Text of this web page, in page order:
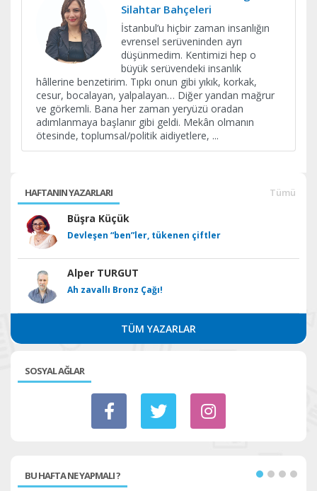
Silahtar Bahçeleri
İstanbul’u hiçbir zaman insanlığın
evrensel serüveninden ayrı
düşünmedim. Kentimizi hep o
büyük serüvendeki insanlık
hâllerine benzetirim. Tıpkı onun gibi yıkık, korkak,
cesur, bocalayan, yalpalayan… Diğer yandan mağrur
ve görkemli. Bana her zaman yeryüzü oradan
adımlanmaya başlanır gibi geldi. Mekân olmanın
ötesinde, toplumsal/politik aidiyetlere, ...
HAFTANIN YAZARLARI Tümü
Büşra Küçük
Devleşen “ben”ler, tükenen çiftler
Alper TURGUT
Ah zavallı Bronz Çağı!
TÜM YAZARLAR
SOSYAL AĞLAR
BU HAFTA NE YAPMALI ?